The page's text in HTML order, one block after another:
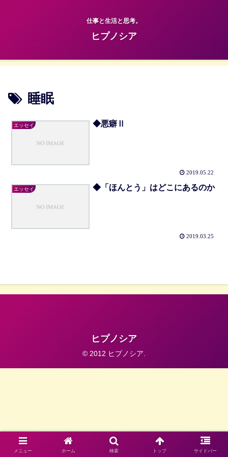
仕事と生活と思考。
ヒプノシア
睡眠
エッセイ ◆悪癖Ⅱ
2019.05.22
エッセイ ◆「ほんとう」はどこにあるのか
2019.03.25
ヒプノシア
© 2012 ヒプノシア.
メニュー ホーム 検索 トップ サイドバー